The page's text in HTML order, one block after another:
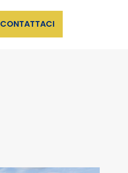
CONTATTACI